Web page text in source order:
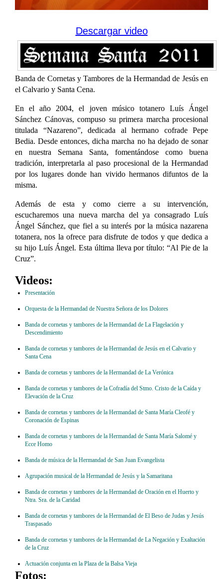
Descargar video
Banda de Cornetas y Tambores de la Hermandad de Jesús en
el Calvario y Santa Cena.
En el año 2004, el joven músico totanero Luís Ángel
Sánchez Cánovas, compuso su primera marcha procesional
titulada “Nazareno”, dedicada al hermano cofrade Pepe
Bedia. Desde entonces, dicha marcha no ha dejado de sonar
en nuestra Semana Santa, fomentándose como buena
tradición, interpretarla al paso procesional de la Hermandad
por los lugares donde han vivido hermanos difuntos de la
misma.
Además de esta y como cierre a su intervención,
escucharemos una nueva marcha del ya consagrado Luís
Ángel Sánchez, que fiel a su interés por la música nazarena
totanera, nos la ofrece para disfrute de todos y que dedica a
su hijo Luís Ángel. Esta última lleva por título: “Al Pie de la
Cruz”.
Videos:
Presentación
Orquesta de la Hermandad de Nuestra Señora de los Dolores
Banda de cornetas y tambores de la Hermandad de La Flagelación y
Descendimiento
Banda de cornetas y tambores de la Hermandad de Jesús en el Calvario y
Santa Cena
Banda de cornetas y tambores de la Hermandad de La Verónica
Banda de cornetas y tambores de la Cofradía del Stmo. Cristo de la Caída y
Elevación de la Cruz
Banda de cornetas y tambores de la Hermandad de Santa María Cleofé y
Coronación de Espinas
Banda de cornetas y tambores de la Hermandad de Santa María Salomé y
Ecce Homo
Banda de música de la Hermandad de San Juan Evangelista
Agrupación musical de la Hermandad de Jesús y la Samaritana
Banda de cornetas y tambores de la Hermandad de Oración en el Huerto y
Ntra. Sra. de la Caridad
Banda de cornetas y tambores de la Hermandad de El Beso de Judas y Jesús
Traspasado
Banda de cornetas y tambores de la Hermandad de La Negación y Exaltación
de la Cruz
Actuación conjunta en la Plaza de la Balsa Vieja
Fotos: